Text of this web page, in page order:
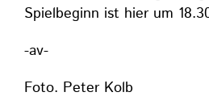
Spielbeginn ist hier um
-av-
Foto. Peter Kolb